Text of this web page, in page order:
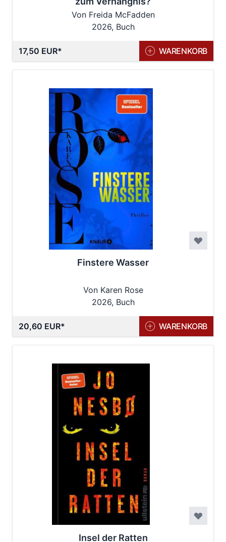
Von Freida McFadden
2026, Buch
17,50 EUR WARENKORB
Finstere Wasser
Von Karen Rose
2026, Buch
20,60 EUR WARENKORB
Insel der Ratten